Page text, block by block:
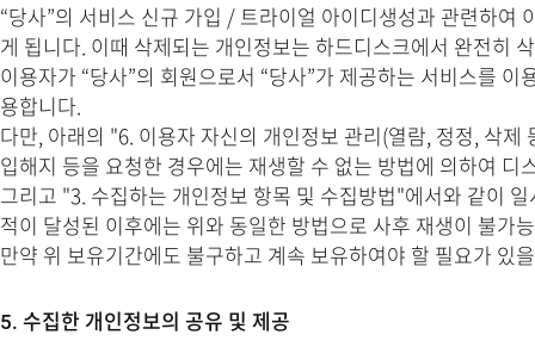
“당사”의 서비스 신규 가입 / 트라이얼 아이디생성과 관련하
게 됩니다. 이때 삭제되는 개인정보는 하드디스크에서 완전히
이용자가 “당사”의 회원으로서 “당사”가 제공하는 서비스를
용합니다.
다만, 아래의 "6. 이용자 자신의 개인정보 관리(열람, 정정, 삭
입해지 등을 요청한 경우에는 재생할 수 없는 방법에 의하여
그리고 "3. 수집하는 개인정보 항목 및 수집방법"에서와 같이
적이 달성된 이후에는 위와 동일한 방법으로 사후 재생이 불가
만약 위 보유기간에도 불구하고 계속 보유하여야 할 필요가 있
5. 수집한 개인정보의 공유 및 제공